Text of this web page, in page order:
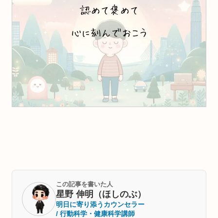
この記事を書いた人
星野 伸明（ほしのぶ）
明日に寄り添うカウンセラー
/ 行動科学・健康科学講師